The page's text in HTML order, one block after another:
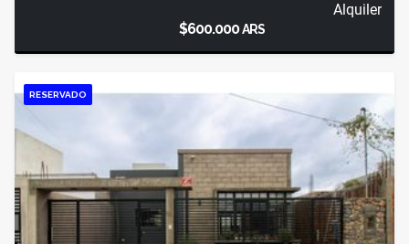
Alquiler
$600.000ARS
RESERVADO